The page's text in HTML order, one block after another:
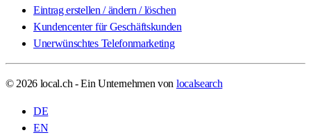
Eintrag erstellen / ändern / löschen
Kundencenter für Geschäftskunden
Unerwünschtes Telefonmarketing
© 2026 local.ch - Ein Unternehmen von localsearch
DE
EN